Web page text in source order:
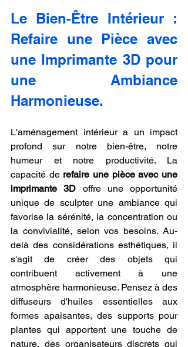
Le Bien-Être Intérieur :
Refaire une Pièce avec
une Imprimante 3D pour
une Ambiance
Harmonieuse.
L'aménagement intérieur a un impact
profond sur notre bien-être, notre
humeur et notre productivité. La
capacité de refaire une pièce avec une
imprimante 3D offre une opportunité
unique de sculpter une ambiance qui
favorise la sérénité, la concentration ou
la convivialité, selon vos besoins. Au-
delà des considérations esthétiques, il
s'agit de créer des objets qui
contribuent activement à une
atmosphère harmonieuse. Pensez à des
diffuseurs d'huiles essentielles aux
formes apaisantes, des supports pour
plantes qui apportent une touche de
nature, des organisateurs discrets qui